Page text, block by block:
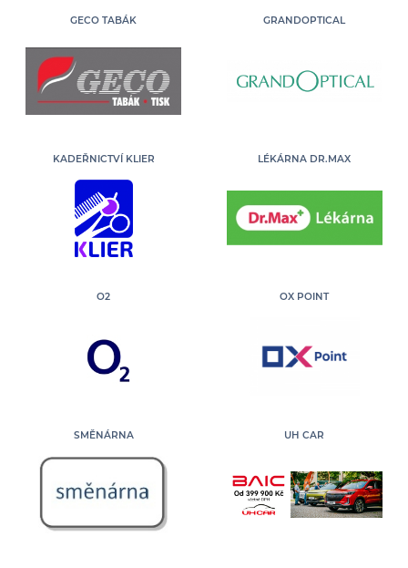
GECO TABÁK GRANDOPTICAL
KADEŘNICTVÍ KLIER LÉKÁRNA DR.MAX
O2 OX POINT
SMĚNÁRNA UH CAR